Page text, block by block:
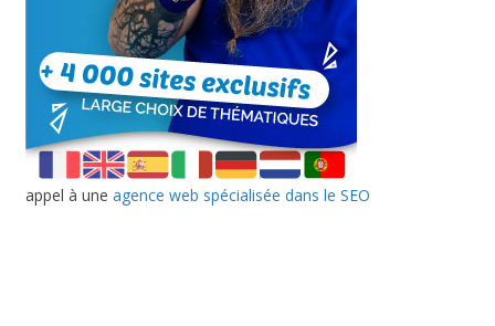
appel à une agence web spécialisée dans le SEO